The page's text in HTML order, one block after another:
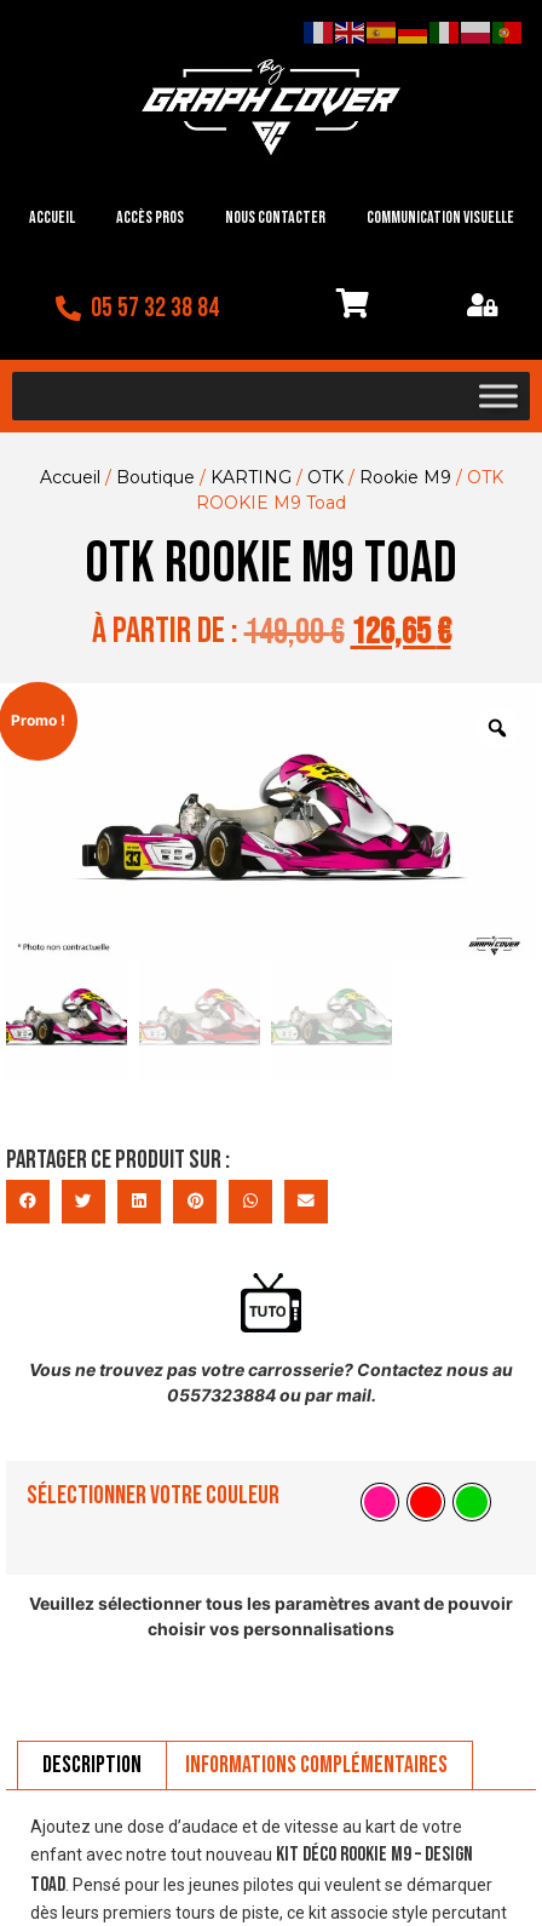
Accueil Accès Pros Nous contacter Communication visuelle
05 57 32 38 84
Accueil / Boutique / KARTING / OTK/ Rookie M9 / OTK
ROOKIE M9 Toad
OTK ROOKIE M9 Toad
à partir de :149,00€ 126,65€
Promo !
Partager ce produit sur :
Vous ne trouvez pas votre carrosserie? Contactez nous au
0557323884 ou par mail.
Sélectionner votre couleur
Veuillez sélectionner tous les paramètres avant de pouvoir
choisir vos personnalisations
Description Informations complémentaires
Ajoutez une dose d’audace et de vitesse au kart de votre
enfant avec notre tout nouveau Kit déco Rookie M9 – design
Toad . Pensé pour les jeunes pilotes qui veulent se démarquer
dès leurs premiers tours de piste, ce kit associe style percutant